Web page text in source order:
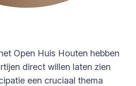
Open Huis Houten hebben
direct willen laten zien
een cruciaal thema